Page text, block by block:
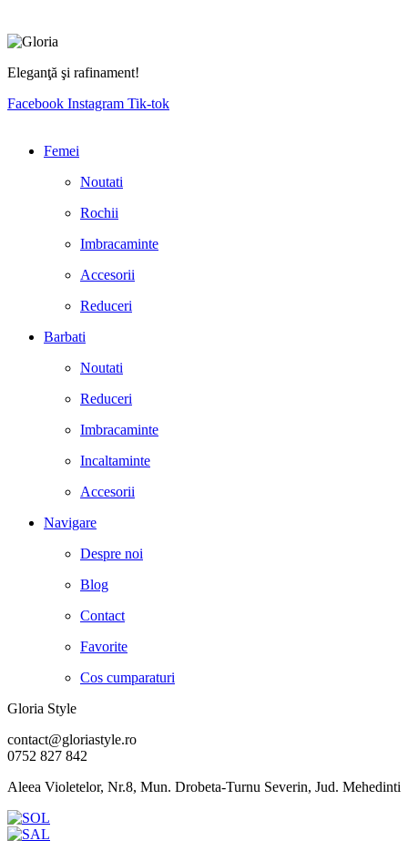
Eleganţă şi rafinament!
Facebook Instagram Tik-tok
Femei
Noutati
Rochii
Imbracaminte
Accesorii
Reduceri
Barbati
Noutati
Reduceri
Imbracaminte
Incaltaminte
Accesorii
Navigare
Despre noi
Blog
Contact
Favorite
Cos cumparaturi
Gloria Style
contact@gloriastyle.ro
0752 827 842
Aleea Violetelor, Nr.8, Mun. Drobeta-Turnu Severin, Jud. Mehedinti